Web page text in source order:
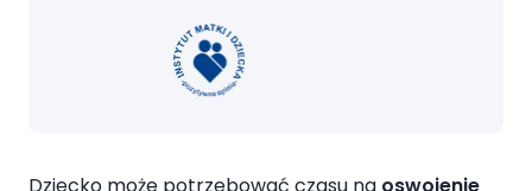
Dziecko może potrzebować czasu na oswojenie